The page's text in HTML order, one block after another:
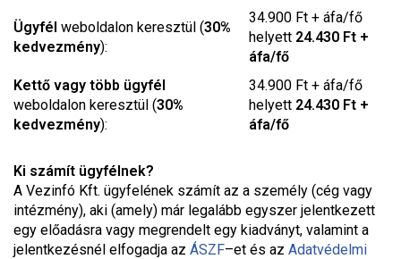
Ügyfél weboldalon keresztül (30%
kedvezmény):
34.900 Ft + áfa/fő
helyett 24.430 Ft +
áfa/fő
Kettő vagy több ügyfél
weboldalon keresztül (30%
kedvezmény):
34.900 Ft + áfa/fő
helyett 24.430 Ft +
áfa/fő
Ki számít ügyfélnek?
A Vezinfó Kft. ügyfelének számít az a személy (cég vagy
intézmény), aki (amely) már legalább egyszer jelentkezett
egy előadásra vagy megrendelt egy kiadványt, valamint a
jelentkezésnél elfogadja az ÁSZF–et és az Adatvédelmi